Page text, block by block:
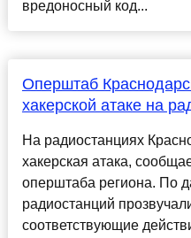
вредоносный код...
Оперштаб
хакерской атаке на
На радиостанциях
хакерская атака,
оперштаба региона. По
радиостанций
соответствующие